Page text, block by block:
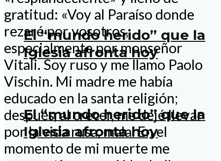
El “mundo herido” que la
Iglesia afronta hoy
El “mundo herido” que la
Iglesia afronta hoy
gratitud: «Voy al Paraíso donde
rezaré por vosotros,
especialmente por monseñor
Vitali. Soy ruso y me llamo Paolo
Vischin. Mi madre me había
educado en la santa religión;
después, al crecer, me dejé llevar
por la vida rusa, mala. En el
momento de mi muerte me